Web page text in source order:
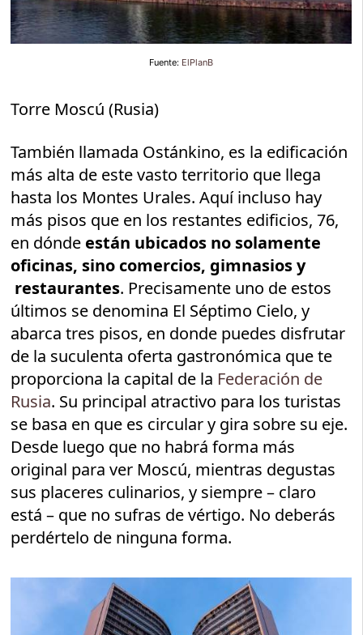
Fuente: ElPlanB
Torre Moscú (Rusia)
También llamada Ostánkino, es la edificación
más alta de este vasto territorio que llega
hasta los Montes Urales. Aquí incluso hay
más pisos que en los restantes edificios, 76,
en dónde están ubicados no solamente
oficinas, sino comercios, gimnasios y
restaurantes. Precisamente uno de estos
últimos se denomina El Séptimo Cielo, y
abarca tres pisos, en donde puedes disfrutar
de la suculenta oferta gastronómica que te
proporciona la capital de la Federación de
Rusia. Su principal atractivo para los turistas
se basa en que es circular y gira sobre su eje.
Desde luego que no habrá forma más
original para ver Moscú, mientras degustas
sus placeres culinarios, y siempre – claro
está – que no sufras de vértigo. No deberás
perdértelo de ninguna forma.